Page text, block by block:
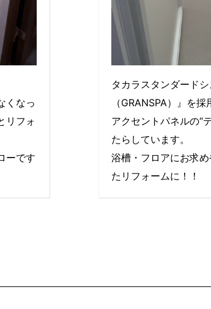
くなっ
リフォ
ーです
タカラスタンダード
（GRANSPA）』を
アクセントパネルの“
たらしています。
浴槽・フロアにお求
たリフォームに！！